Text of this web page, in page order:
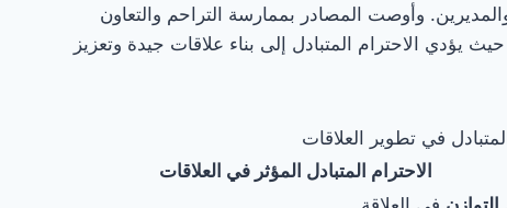
وأوصت المصادر بممارسة التراحم والتعاون
يؤدي الاحترام المتبادل إلى بناء علاقات جيدة وتعزيز
في تطوير العلاقات
الاحترام المتبادل المؤثر في العلاقات